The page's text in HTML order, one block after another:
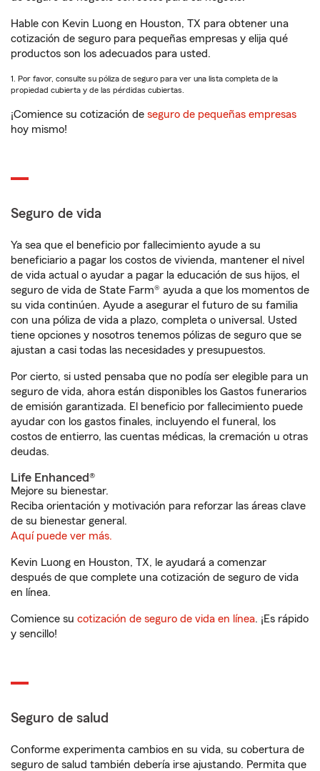
Hable con Kevin Luong en Houston, TX para obtener una
cotización de seguro para pequeñas empresas y elija qué
productos son los adecuados para usted.
1. Por favor, consulte su póliza de seguro para ver una lista completa de la
propiedad cubierta y de las pérdidas cubiertas.
¡Comience su cotización de seguro de pequeñas empresas
hoy mismo!
Seguro de vida
Ya sea que el beneficio por fallecimiento ayude a su
beneficiario a pagar los costos de vivienda, mantener el nivel
de vida actual o ayudar a pagar la educación de sus hijos, el
seguro de vida de State Farm® ayuda a que los momentos de
su vida continúen. Ayude a asegurar el futuro de su familia
con una póliza de vida a plazo, completa o universal. Usted
tiene opciones y nosotros tenemos pólizas de seguro que se
ajustan a casi todas las necesidades y presupuestos.
Por cierto, si usted pensaba que no podía ser elegible para un
seguro de vida, ahora están disponibles los Gastos funerarios
de emisión garantizada. El beneficio por fallecimiento puede
ayudar con los gastos finales, incluyendo el funeral, los
costos de entierro, las cuentas médicas, la cremación u otras
deudas.
Life Enhanced®
Mejore su bienestar.
Reciba orientación y motivación para reforzar las áreas clave
de su bienestar general.
Aquí puede ver más.
Kevin Luong en Houston, TX, le ayudará a comenzar
después de que complete una cotización de seguro de vida
en línea.
Comience su cotización de seguro de vida en línea. ¡Es rápido
y sencillo!
Seguro de salud
Conforme experimenta cambios en su vida, su cobertura de
seguro de salud también debería irse ajustando. Permita que